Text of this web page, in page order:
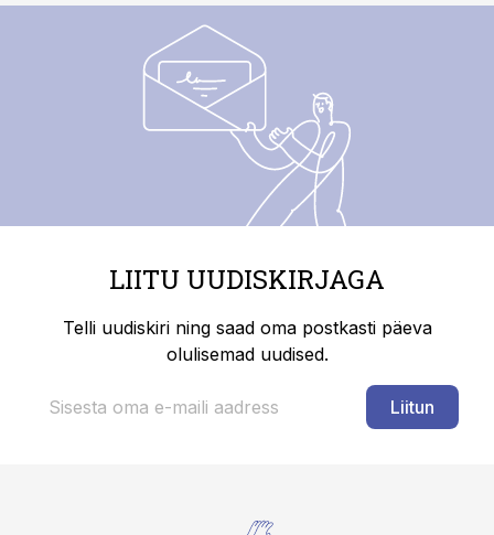
LIITU UUDISKIRJAGA
Telli uudiskiri ning saad oma postkasti päeva
olulisemad uudised.
Liitun